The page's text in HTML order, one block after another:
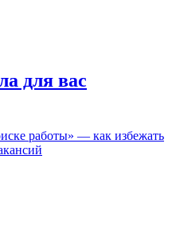
для вас
работы» — как избежать